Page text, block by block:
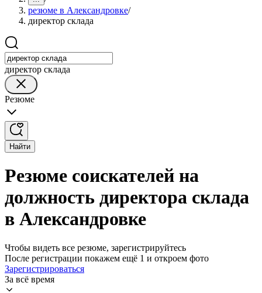
резюме в Александровке/
директор склада
директор склада
Резюме
Найти
Резюме соискателей на
должность директора склада
в Александровке
Чтобы видеть все резюме, зарегистрируйтесь
После регистрации покажем ещё 1 и откроем фото
Зарегистрироваться
За всё время